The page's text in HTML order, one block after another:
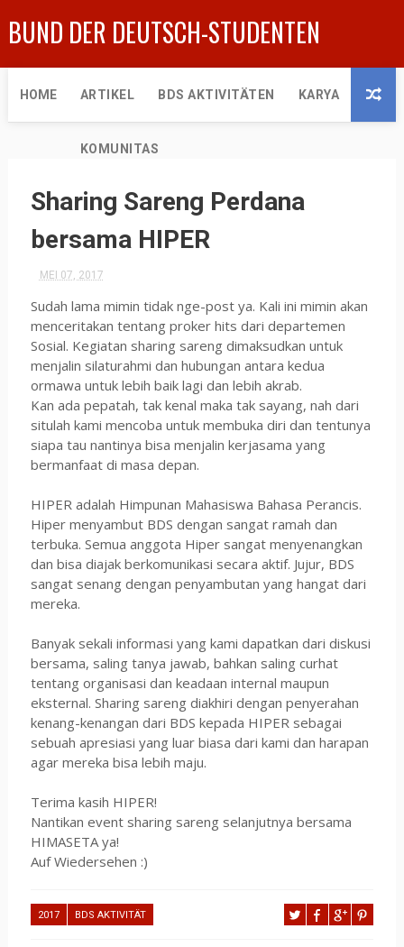
BUND DER DEUTSCH-STUDENTEN
HOME ARTIKEL BDS AKTIVITÄTEN KARYA
KOMUNITAS
Sharing Sareng Perdana
bersama HIPER
MEI 07, 2017
Sudah lama mimin tidak nge-post ya. Kali ini mimin akan
menceritakan tentang proker hits dari departemen
Sosial. Kegiatan sharing sareng dimaksudkan untuk
menjalin silaturahmi dan hubungan antara kedua
ormawa untuk lebih baik lagi dan lebih akrab.
Kan ada pepatah, tak kenal maka tak sayang, nah dari
situlah kami mencoba untuk membuka diri dan tentunya
siapa tau nantinya bisa menjalin kerjasama yang
bermanfaat di masa depan.
HIPER adalah Himpunan Mahasiswa Bahasa Perancis.
Hiper menyambut BDS dengan sangat ramah dan
terbuka. Semua anggota Hiper sangat menyenangkan
dan bisa diajak berkomunikasi secara aktif. Jujur, BDS
sangat senang dengan penyambutan yang hangat dari
mereka.
Banyak sekali informasi yang kami dapatkan dari diskusi
bersama, saling tanya jawab, bahkan saling curhat
tentang organisasi dan keadaan internal maupun
eksternal. Sharing sareng diakhiri dengan penyerahan
kenang-kenangan dari BDS kepada HIPER sebagai
sebuah apresiasi yang luar biasa dari kami dan harapan
agar mereka bisa lebih maju.
Terima kasih HIPER!
Nantikan event sharing sareng selanjutnya bersama
HIMASETA ya!
Auf Wiedersehen :)
2017 BDS AKTIVITÄT